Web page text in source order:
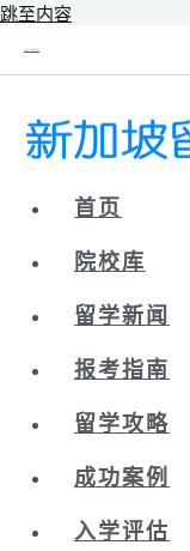
跳至内容
首页
院校库
留学新闻
报考指南
留学攻略
成功案例
入学评估